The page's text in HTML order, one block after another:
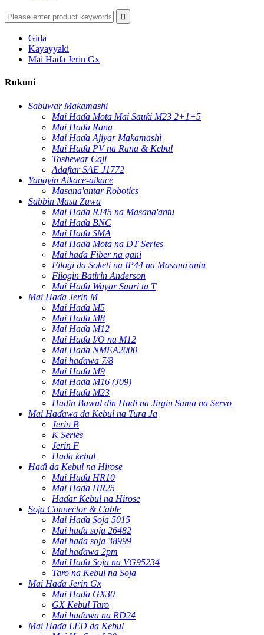
Gida
Kayayyaki
Mai Haɗa Jerin Gx
Rukuni
Sabuwar Makamashi
Mai Haɗa Mota Mai Sauƙi M23 2+1+5
Mai Haɗa Rana
Mai Haɗa Ajiyar Makamashi
Mai Haɗa PV na Rana & Kebul
Toshewar Caji
Adaftar SAE J1772
Yanayin Aikace-aikace
Masana'antar Robotics
Sabbin Masu Zuwa
Mai Haɗa RJ45 na Masana'antu
Mai Haɗa BNC
Mai Haɗa SMA
Mai Haɗa Mota na DT Series
Mai haɗa Fiber na gani
Filogi da Soketi na IP44 na Masana'antu
Filogin Batirin Anderson
Mai Haɗa Wayar Sauri ta T
Mai Haɗa Jerin M
Mai Haɗa M5
Mai Haɗa M8
Mai Haɗa M12
Mai Haɗa I/O na M12
Mai Haɗa NMEA2000
Mai haɗawa 7/8
Mai Haɗa M9
Mai Haɗa M16 (J09)
Mai Haɗa M23
Haɗin Bawul ɗin Haɗi na Jirgin Sama na Servo
Mai Haɗawa da Kebul na Tura Ja
Jerin B
K Series
Jerin F
Haɗa kebul
Haɗi da Kebul na Hirose
Mai Haɗa HR10
Mai Haɗa HR25
Haɗar Kebul na Hirose
Soja Connector & Cable
Mai Haɗa Soja 5015
Mai haɗa soja 26482
Mai haɗa soja 38999
Mai haɗawa 2pm
Mai Haɗa Soja na VG95234
Taro na Kebul na Soja
Mai Haɗa Jerin Gx
Mai Haɗa GX30
GX Kebul Taro
Mai haɗawa na RD24
Mai Haɗa LED da Kebul